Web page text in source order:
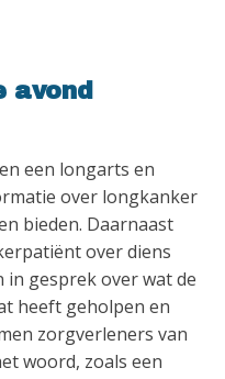
avond
een longarts en
over longkanker
bieden. Daarnaast
over diens
in gesprek over wat de
heeft geholpen en
zorgverleners van
woord, zoals een